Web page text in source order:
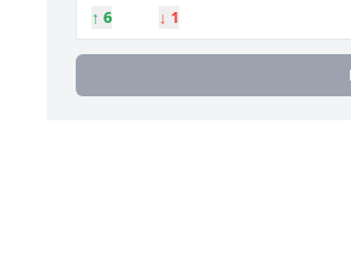
↑ 6 ↓ 1